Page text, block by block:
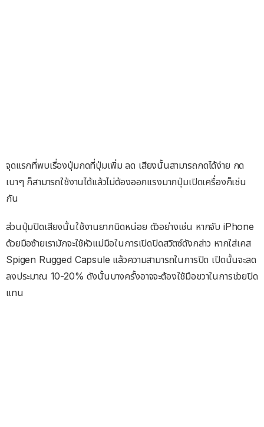
จุดแรกที่พบเรื่องปุ่มกดที่ปุ่มเพิ่ม ลด เสียงนั้นสามารถกดได้ง่าย กด
เบาๆ ก็สามารถใช้งานได้แล้วไม่ต้องออกแรงมากปุ่มเปิดเครื่องก็เช่น
กัน
ส่วนปุ่มปิดเสียงนั้นใช้งานยากนิดหน่อย ตัวอย่างเช่น หากจับ iPhone
ด้วยมือซ้ายเรามักจะใช้หัวแม่มือในการเปิดปิดสวิตซ์ดังกล่าว หากใส่เคส
Spigen Rugged Capsule แล้วความสามารถในการปิด เปิดนั้นจะลด
ลงประมาณ 10-20% ดังนั้นบางครั้งอาจจะต้องใช้มือขวาในการช่วยปิด
แทน